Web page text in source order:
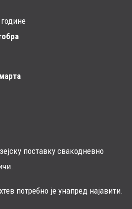
поставку свакодневно
потребно је унапред најавити.